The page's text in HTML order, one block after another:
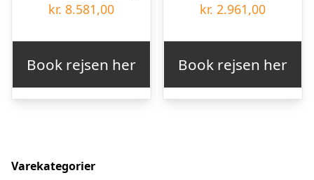
kr. 8.581,00
Book rejsen her
kr. 2.961,00
Book rejsen her
Varekategorier